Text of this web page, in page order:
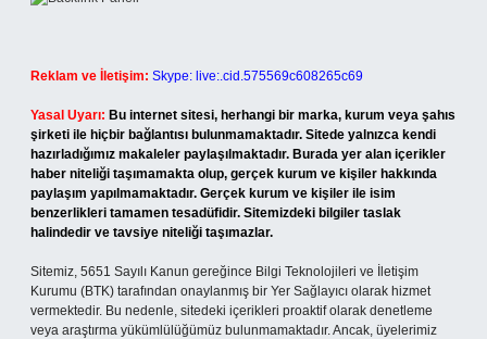
Reklam ve İletişim: Skype: live:.cid.575569c608265c69
Yasal Uyarı: Bu internet sitesi, herhangi bir marka, kurum veya şahıs
şirketi ile hiçbir bağlantısı bulunmamaktadır. Sitede yalnızca kendi
hazırladığımız makaleler paylaşılmaktadır. Burada yer alan içerikler
haber niteliği taşımamakta olup, gerçek kurum ve kişiler hakkında
paylaşım yapılmamaktadır. Gerçek kurum ve kişiler ile isim
benzerlikleri tamamen tesadüfidir. Sitemizdeki bilgiler taslak
halindedir ve tavsiye niteliği taşımazlar.
Sitemiz, 5651 Sayılı Kanun gereğince Bilgi Teknolojileri ve İletişim
Kurumu (BTK) tarafından onaylanmış bir Yer Sağlayıcı olarak hizmet
vermektedir. Bu nedenle, sitedeki içerikleri proaktif olarak denetleme
veya araştırma yükümlülüğümüz bulunmamaktadır. Ancak, üyelerimiz